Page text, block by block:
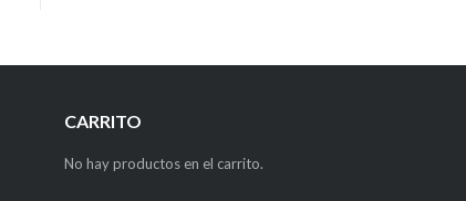
CARRITO
No hay productos en el carrito.